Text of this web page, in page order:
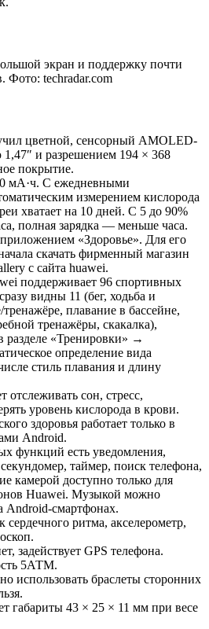
экран и поддержку почти
Фото: techradar.com
цветной, сенсорный AMOLED-
1,47″ и разрешением 194 × 368
покрытие.
мА·ч. С ежедневными
измерением кислорода
хватает на 10 дней. С 5 до 90%
полная зарядка — меньше часа.
приложением «Здоровье». Для его
скачать фирменный магазин
с сайта huawei.
поддерживает 96 спортивных
видны 11 (бег, ходьба и
плавание в бассейне,
тренажёры, скакалка),
разделе «Тренировки» →
определение вида
стиль плавания и длину
отслеживать сон, стресс,
уровень кислорода в крови.
здоровья работает только в
Android.
функций есть уведомления,
таймер, поиск телефона,
камерой доступно только для
Huawei. Музыкой можно
Android-смартфонах.
сердечного ритма, акселерометр,
задействует GPS телефона.
5АТМ.
использовать браслеты сторонних
габариты 43 × 25 × 11 мм при весе